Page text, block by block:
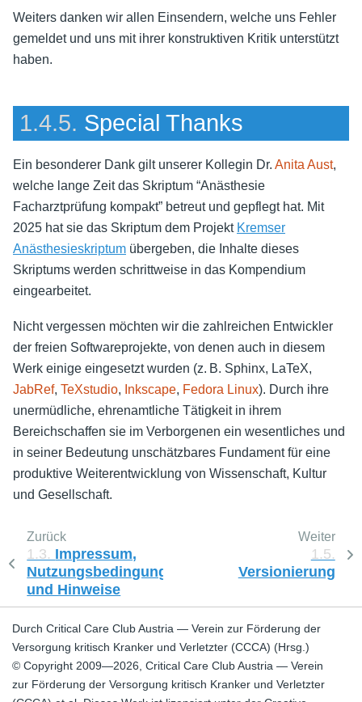
Weiters danken wir allen Einsendern, welche uns Fehler
gemeldet und uns mit ihrer konstruktiven Kritik unterstützt
haben.
1.4.5. Special Thanks
Ein besonderer Dank gilt unserer Kollegin Dr. Anita Aust,
welche lange Zeit das Skriptum “Anästhesie
Facharztprüfung kompakt” betreut und gepflegt hat. Mit
2025 hat sie das Skriptum dem Projekt Kremser
Anästhesieskriptum übergeben, die Inhalte dieses
Skriptums werden schrittweise in das Kompendium
eingearbeitet.
Nicht vergessen möchten wir die zahlreichen Entwickler
der freien Softwareprojekte, von denen auch in diesem
Werk einige eingesetzt wurden (z. B. Sphinx, LaTeX,
JabRef, TeXstudio, Inkscape, Fedora Linux). Durch ihre
unermüdliche, ehrenamtliche Tätigkeit in ihrem
Bereichschaffen sie im Verborgenen ein wesentliches und
in seiner Bedeutung unschätzbares Fundament für eine
produktive Weiterentwicklung von Wissenschaft, Kultur
und Gesellschaft.
Zurück
1.3. Impressum,
Nutzungsbedingungen
und Hinweise
Weiter
1.5.
Versionierung
Durch Critical Care Club Austria — Verein zur Förderung der
Versorgung kritisch Kranker und Verletzter (CCCA) (Hrsg.)
© Copyright 2009—2026, Critical Care Club Austria — Verein
zur Förderung der Versorgung kritisch Kranker und Verletzter